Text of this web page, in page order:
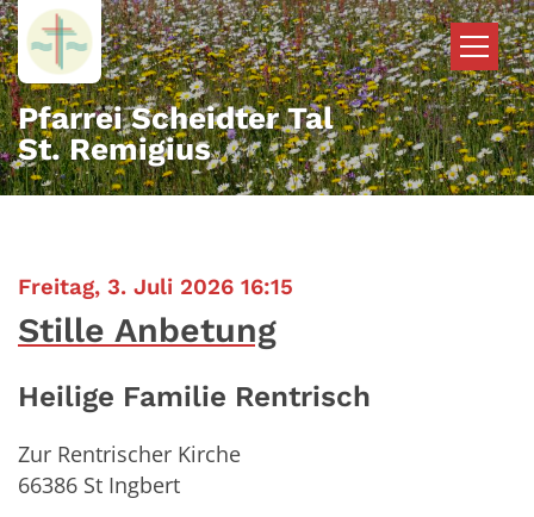
Zum Inhalt springen
Pfarrei Scheidter Tal
St. Remigius
Freitag, 3. Juli 2026 16:15
Stille Anbetung
Heilige Familie Rentrisch
Zur Rentrischer Kirche
66386 St Ingbert